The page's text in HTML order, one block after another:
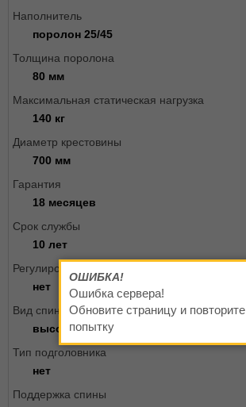
Наполнитель
поролон 25/45
Толщина поролона
80 мм
Максимальная статическая нагрузка
140 кг
Диаметр крестовины
700 мм
Гарантия
18 месяцев
Срок службы
10 лет
Регулировка подлокотников
нет
Вид спинки
высокая
Тип подголовника
нет
Поддержка спины
ОШИБКА!
Ошибка сервера!
Обновите страницу и повторите
попытку